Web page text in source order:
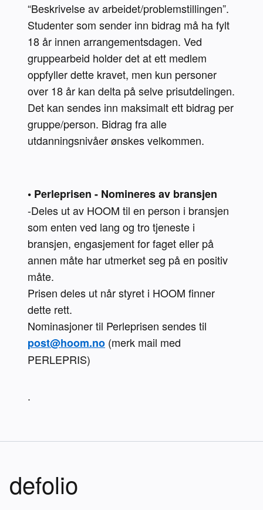
“Beskrivelse av arbeidet/problemstillingen”.
Studenter som sender inn bidrag må ha fylt
18 år innen arrangementsdagen. Ved
gruppearbeid holder det at ett medlem
oppfyller dette kravet, men kun personer
over 18 år kan delta på selve prisutdelingen.
Det kan sendes inn maksimalt ett bidrag per
gruppe/person. Bidrag fra alle
utdanningsnivåer ønskes velkommen.
• Perleprisen - Nomineres av bransjen
-Deles ut av HOOM til en person i bransjen
som enten ved lang og tro tjeneste i
bransjen, engasjement for faget eller på
annen måte har utmerket seg på en positiv
måte.
Prisen deles ut når styret i HOOM finner
dette rett.
post@hoom.no (merk mail med
PERLEPRIS)
.
defolio